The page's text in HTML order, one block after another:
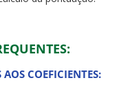
COEFICIENTES: